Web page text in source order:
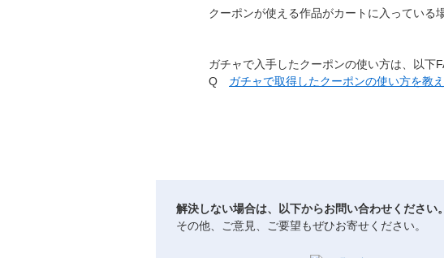
クーポンが使える作品がカートに入っている
ガチャで入手したクーポンの使い方は、以下
Q ガチャで取得したクーポンの使い方を教え
解決しない場合は、以下からお問い合わせください。
その他、ご意見、ご要望もぜひお寄せください。